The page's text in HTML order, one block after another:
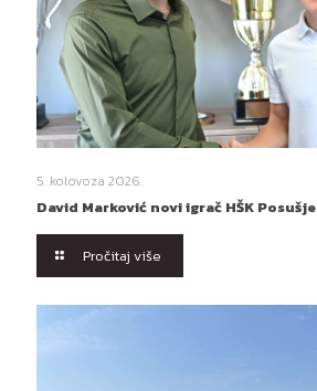
5. kolovoza 2026.
David Marković novi igrač HŠK Posušje
Pročitaj više